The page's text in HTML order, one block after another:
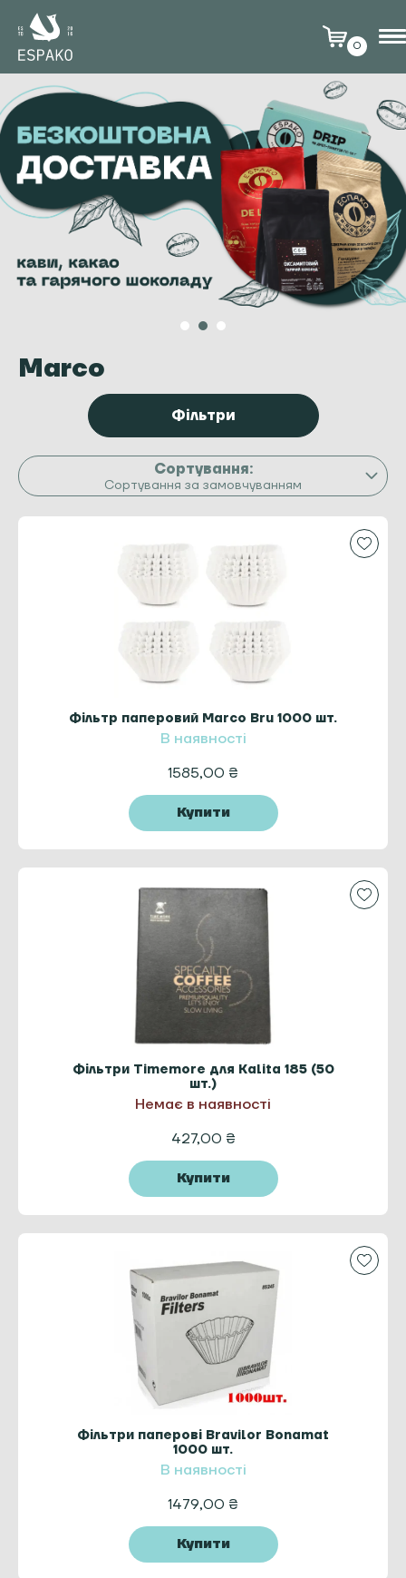
0
Marco
Фільтри
Сортування за замовчуванням
Фільтр паперовий Marco Bru 1000 шт.
В наявності
1585,00 ₴
Купити
Фільтри Timemore для Kalita 185 (50
шт.)
Немає в наявності
427,00 ₴
Купити
Фільтри паперові Bravilor Bonamat
1000 шт.
В наявності
1479,00 ₴
Купити